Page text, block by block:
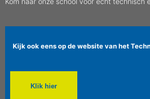
Kijk ook eens op de website van het
Klik hier